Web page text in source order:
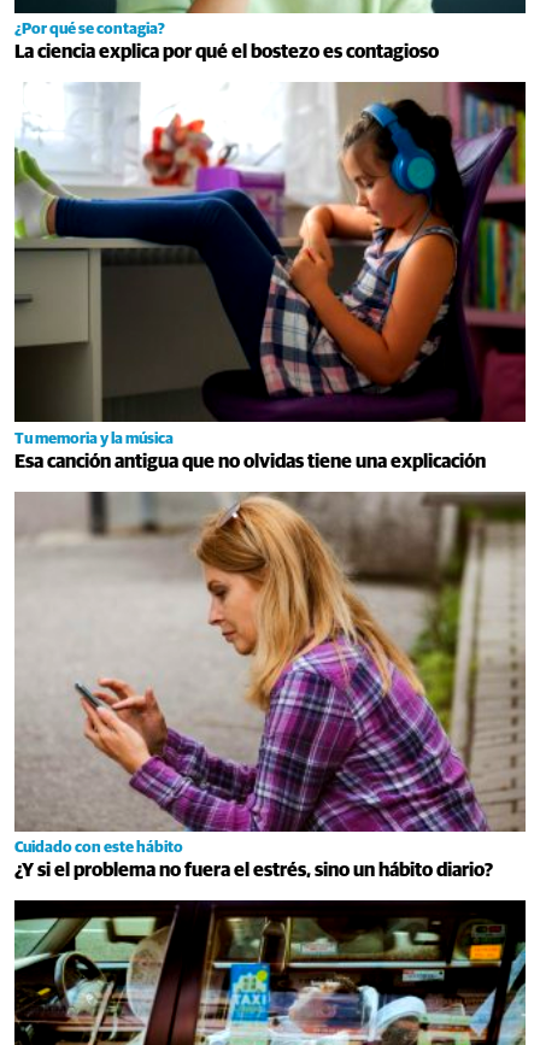
¿Por qué se contagia?
La ciencia explica por qué el bostezo es contagioso
Tu memoria y la música
Esa canción antigua que no olvidas tiene una explicación
Cuidado con este hábito
¿Y si el problema no fuera el estrés, sino un hábito diario?